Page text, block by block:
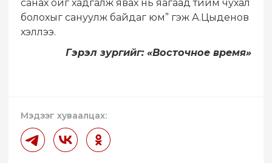
санах ойг хадгалж явах нь яагаад тийм чухал
болохыг сануулж байдаг юм” гэж А.Цыденов
хэллээ.
Гэрэл зургийг: «Восточное время»
Мэдээг хуваалцах: